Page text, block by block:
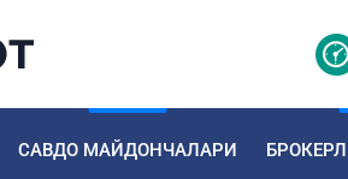
САВДО МАЙДОНЧАЛАРИ